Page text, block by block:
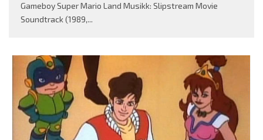
Gameboy Super Mario Land Musikk: Slipstream Movie
Soundtrack (1989,...